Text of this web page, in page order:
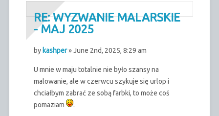
RE: WYZWANIE MALARSKIE
- MAJ 2025
by kashper» June 2nd, 2025, 8:29 am
U mnie w maju totalnie nie było szansy na
malowanie, ale w czerwcu szykuje się urlop i
chciałbym zabrać ze sobą farbki, to może coś
pomaziam
.